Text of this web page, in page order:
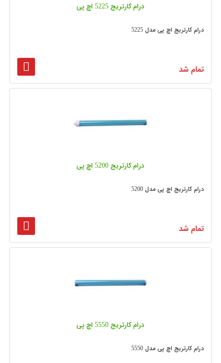
درام کارتریج 5225 اچ پی
درام کارتریج اچ پی مدل 5225
تمام شد
درام کارتریج 5200 اچ پی
درام کارتریج اچ پی مدل 5200
تمام شد
درام کارتریج 5550 اچ پی
درام کارتریج اچ پی مدل 5550